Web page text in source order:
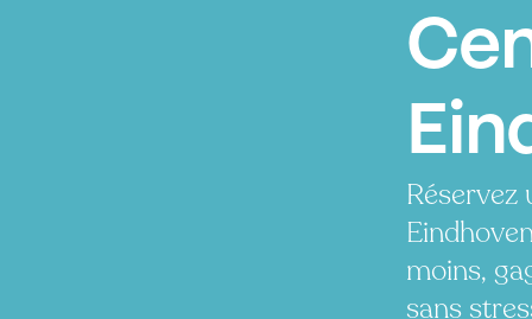
moins,
sans